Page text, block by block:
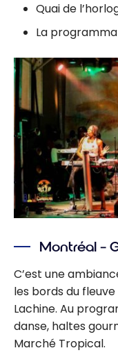
Quai de
La
Montréal –
C’est une
les bords du
Lachine. Au
danse, haltes
Marché Tropical.